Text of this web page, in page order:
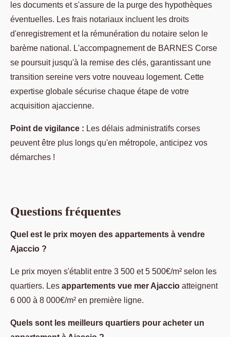
les documents et s'assure de la purge des hypothèques
éventuelles. Les frais notariaux incluent les droits
d'enregistrement et la rémunération du notaire selon le
barème national. L'accompagnement de BARNES Corse
se poursuit jusqu'à la remise des clés, garantissant une
transition sereine vers votre nouveau logement. Cette
expertise globale sécurise chaque étape de votre
acquisition ajaccienne.
Point de vigilance : Les délais administratifs corses
peuvent être plus longs qu'en métropole, anticipez vos
démarches !
Questions fréquentes
Quel est le prix moyen des appartements à vendre
Ajaccio ?
Le prix moyen s'établit entre 3 500 et 5 500€/m² selon les
quartiers. Les appartements vue mer Ajaccio atteignent
6 000 à 8 000€/m² en première ligne.
Quels sont les meilleurs quartiers pour acheter un